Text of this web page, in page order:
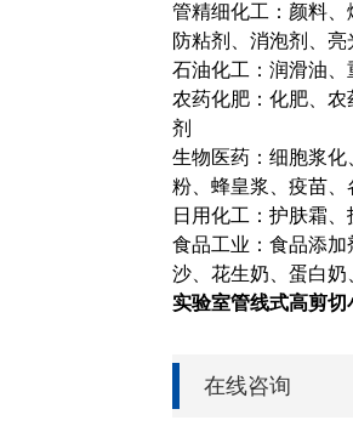
管精细化工：颜料
防粘剂、消泡剂、
石油化工：润滑油
农药化肥：化肥、
剂
生物医药：细胞浆
粉、蜂皇浆、疫苗
日用化工：护肤霜
食品工业：食品添
沙、花生奶、蛋白
实验室管线式高剪切
在线咨询